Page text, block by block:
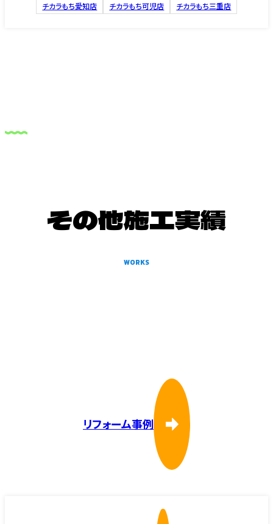
チカラもち愛知店
チカラもち可児店 チカラもち三重店
その他施工実績
WORKS
リフォーム事例